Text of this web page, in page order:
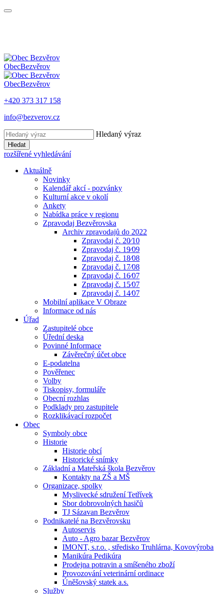
ObecBezvěrov
ObecBezvěrov
+420 373 317 158
info@bezverov.cz
Hledaný výraz
Hledat
rozšířené vyhledávání
Aktuálně
Novinky
Kalendář akcí - pozvánky
Kulturní akce v okolí
Ankety
Nabídka práce v regionu
Zpravodaj Bezvěrovska
Archiv zpravodajů do 2022
Zpravodaj č. 20⁄10
Zpravodaj č. 19⁄09
Zpravodaj č. 18⁄08
Zpravodaj č. 17⁄08
Zpravodaj č. 16⁄07
Zpravodaj č. 15⁄07
Zpravodaj č. 14⁄07
Mobilní aplikace V Obraze
Informace od nás
Úřad
Zastupitelé obce
Úřední deska
Povinné Informace
Závěrečný účet obce
E-podatelna
Pověřenec
Volby
Tiskopisy, formuláře
Obecní rozhlas
Podklady pro zastupitele
Rozklikávací rozpočet
Obec
Symboly obce
Historie
Historie obcí
Historické snímky
Základní a Mateřská škola Bezvěrov
Kontakty na ZŠ a MŠ
Organizace, spolky
Myslivecké sdružení Tetřívek
Sbor dobrovolných hasičů
TJ Sázavan Bezvěrov
Podnikatelé na Bezvěrovsku
Autoservis
Auto - Agro bazar Bezvěrov
IMONT, s.r.o. , středisko Truhlárna, Kovovýroba
Manikúra Pedikúra
Prodejna potravin a smíšeného zboží
Provozování veterinární ordinace
Úněšovský statek a.s.
Služby